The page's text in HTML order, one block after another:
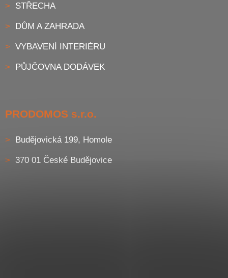
STŘECHA
DŮM A ZAHRADA
VYBAVENÍ INTERIÉRU
PŮJČOVNA DODÁVEK
PRODOMOS s.r.o.
Budějovická 199, Homole
370 01 České Budějovice